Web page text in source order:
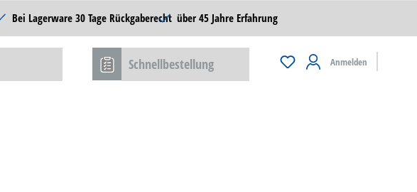
Bei Lagerware 30 Tage Rückgaberecht über 45 Jahre Erfahrung
Schnellbestellung Anmelden